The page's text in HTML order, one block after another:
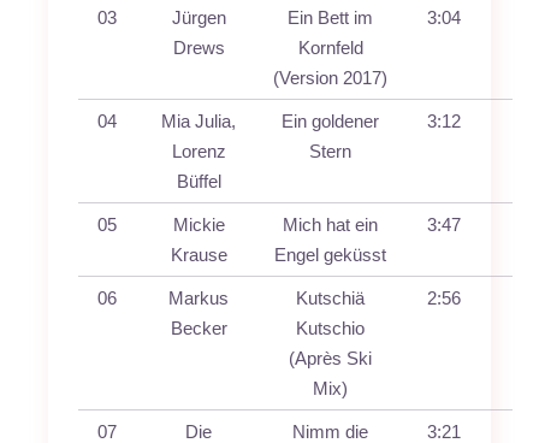
03
Jürgen
Drews
Ein Bett im
Kornfeld
(Version 2017)
3:04
04
Mia Julia,
Lorenz
Büffel
Ein goldener
Stern
3:12
05
Mickie
Krause
Mich hat ein
Engel geküsst
3:47
06
Markus
Becker
Kutschiä
Kutschio
(Après Ski
Mix)
2:56
07
Die
Nimm die
3:21